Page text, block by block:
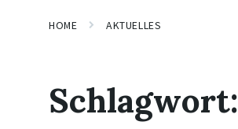
HOME AKTUELLES
Schlagwort: